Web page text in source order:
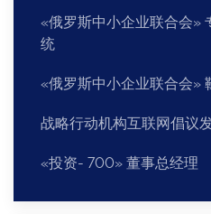
«俄罗斯中小企业联合会»
统
«俄罗斯中小企业联合会»
战略行动机构互联网倡议
«投资- 700» 董事总经理